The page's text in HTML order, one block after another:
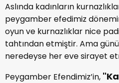
Aslında kadınların
peygamber efedimiz
oyun ve kurnazlıklar nice
tahtından etmiştir. Ama
neredeyse her eve sirayet
Peygamber Efendimiz’in,